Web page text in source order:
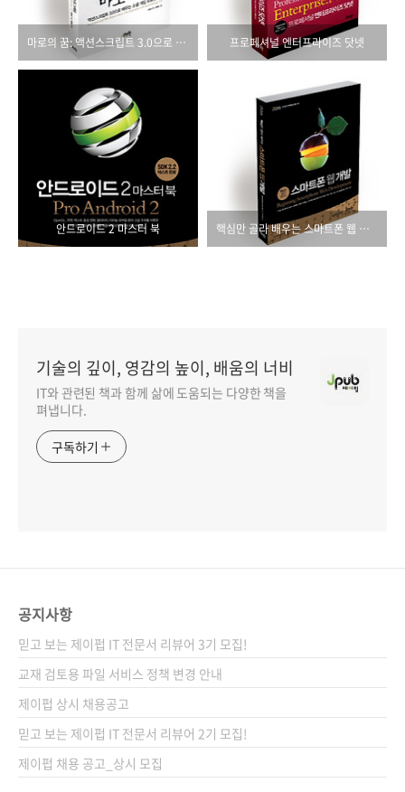
마로의 꿈: 액션스크립트 3.0으로 배우는 소셜 게임 프로그래밍 프로페셔널 엔터프라이즈 닷넷
안드로이드 2 마스터 북 핵심만 골라 배우는 스마트폰 웹 개발
기술의 깊이, 영감의 높이, 배움의 너비
IT와 관련된 책과 함께 삶에 도움되는 다양한 책을
펴냅니다.
구독하기
공지사항
믿고 보는 제이펍 IT 전문서 리뷰어 3기 모집!
교재 검토용 파일 서비스 정책 변경 안내
제이펍 상시 채용공고
믿고 보는 제이펍 IT 전문서 리뷰어 2기 모집!
제이펍 채용 공고_상시 모집